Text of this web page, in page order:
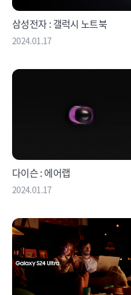
삼성전자 : 갤럭시 노트북
2024.01.17
다이슨 : 에어랩
2024.01.17